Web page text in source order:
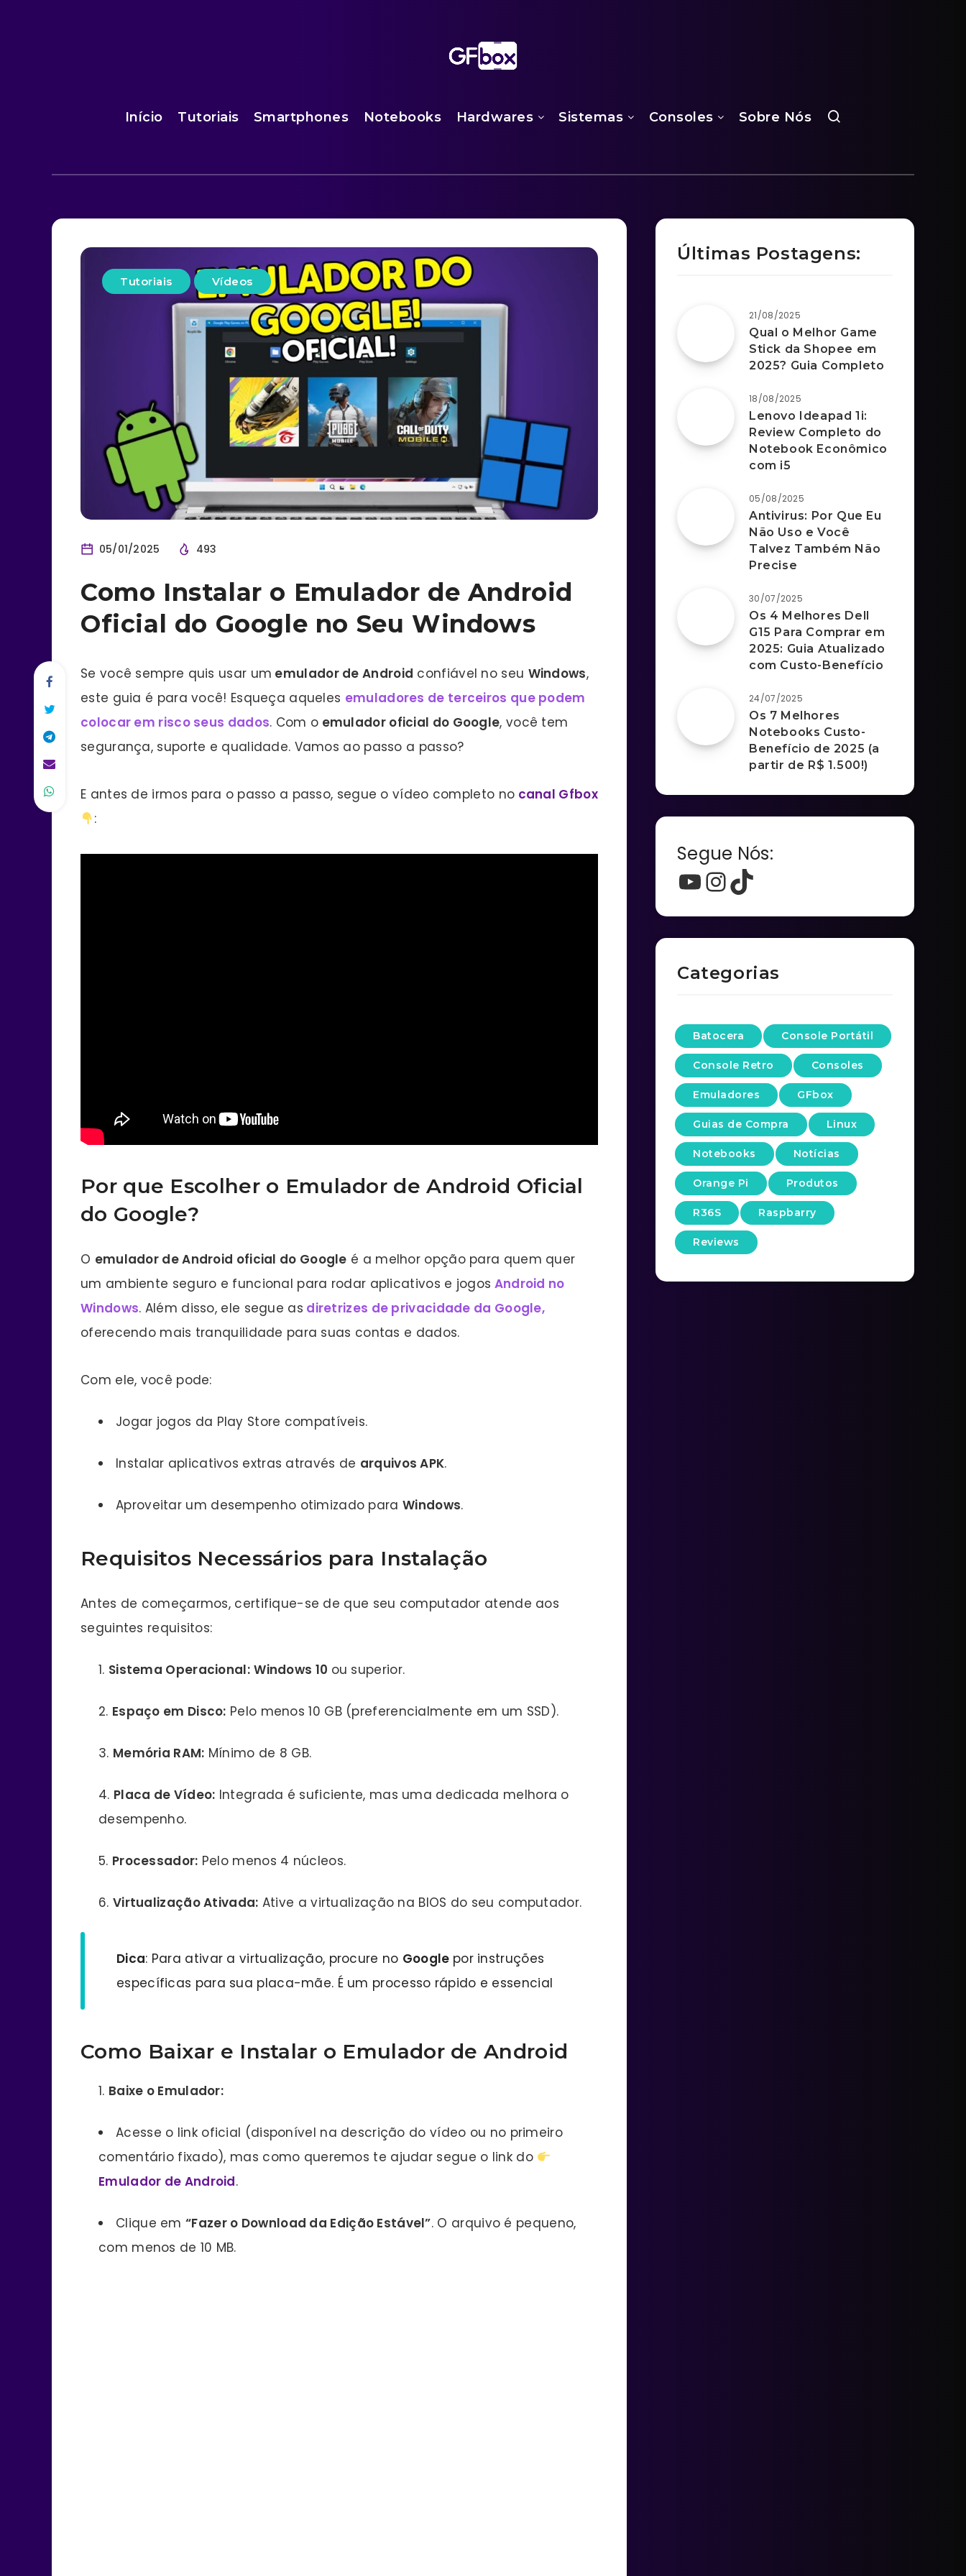
Início Tutoriais Smartphones Notebooks Hardwares Sistemas Consoles Sobre Nós
Tutoriais Vídeos
05/01/2025 493
Como Instalar o Emulador de Android
Oficial do Google no Seu Windows
Se você sempre quis usar um emulador de Android confiável no seu Windows,
este guia é para você! Esqueça aqueles emuladores de terceiros que podem
colocar em risco seus dados. Com o emulador oficial do Google, você tem
segurança, suporte e qualidade. Vamos ao passo a passo?
E antes de irmos para o passo a passo, segue o vídeo completo no canal Gfbox
:
Por que Escolher o Emulador de Android Oficial
do Google?
O emulador de Android oficial do Google é a melhor opção para quem quer
um ambiente seguro e funcional para rodar aplicativos e jogos Android no
Windows. Além disso, ele segue as diretrizes de privacidade da Google,
oferecendo mais tranquilidade para suas contas e dados.
Com ele, você pode:
Jogar jogos da Play Store compatíveis.
Instalar aplicativos extras através de arquivos APK.
Aproveitar um desempenho otimizado para Windows.
Requisitos Necessários para Instalação
Antes de começarmos, certifique-se de que seu computador atende aos
seguintes requisitos:
Sistema Operacional: Windows 10 ou superior.
Espaço em Disco: Pelo menos 10 GB (preferencialmente em um SSD).
Memória RAM: Mínimo de 8 GB.
Placa de Vídeo: Integrada é suficiente, mas uma dedicada melhora o
desempenho.
Processador: Pelo menos 4 núcleos.
Virtualização Ativada: Ative a virtualização na BIOS do seu computador.
Dica: Para ativar a virtualização, procure no Google por instruções
específicas para sua placa-mãe. É um processo rápido e essencial
Como Baixar e Instalar o Emulador de Android
Baixe o Emulador:
Acesse o link oficial (disponível na descrição do vídeo ou no primeiro
comentário fixado), mas como queremos te ajudar segue o link do
Emulador de Android.
Clique em “Fazer o Download da Edição Estável”. O arquivo é pequeno,
com menos de 10 MB.
Últimas Postagens:
21/08/2025
Qual o Melhor Game
Stick da Shopee em
2025? Guia Completo
18/08/2025
Lenovo Ideapad 1i:
Review Completo do
Notebook Econômico
com i5
05/08/2025
Antivirus: Por Que Eu
Não Uso e Você
Talvez Também Não
Precise
30/07/2025
Os 4 Melhores Dell
G15 Para Comprar em
2025: Guia Atualizado
com Custo-Benefício
24/07/2025
Os 7 Melhores
Notebooks Custo-
Benefício de 2025 (a
partir de R$ 1.500!)
Segue Nós:
Youtube
Instagram
TikTok
Categorias
Batocera Console Portátil
Console Retro Consoles
Emuladores GFbox
Guias de Compra Linux
Notebooks Notícias
Orange Pi Produtos
R36S Raspbarry
Reviews